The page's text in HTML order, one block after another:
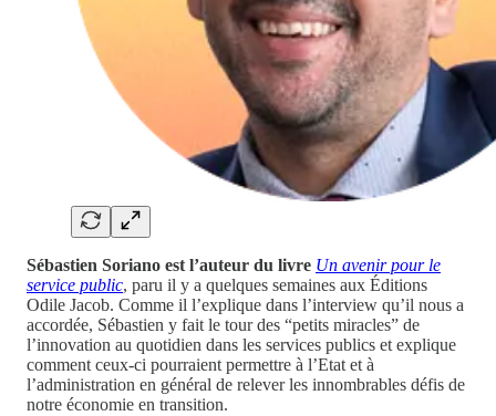
Sébastien Soriano est l’auteur du livre Un avenir pour le
service public, paru il y a quelques semaines aux Éditions
Odile Jacob. Comme il l’explique dans l’interview qu’il nous a
accordée, Sébastien y fait le tour des “petits miracles” de
l’innovation au quotidien dans les services publics et explique
comment ceux-ci pourraient permettre à l’Etat et à
l’administration en général de relever les innombrables défis de
notre économie en transition.